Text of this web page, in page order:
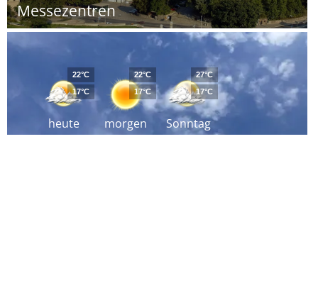
Messezentren
heute
22°C
17°C
morgen
22°C
17°C
Sonntag
27°C
17°C